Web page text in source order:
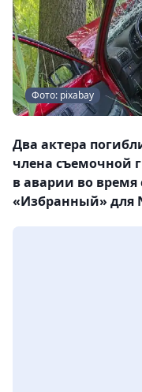
Фото: pixabay
Два актера
члена съемочной
в аварии во время
«Избранный» для